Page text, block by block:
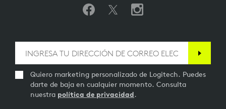
Quiero marketing personalizado de Logitech. Puedes
darte de baja en cualquier momento. Consulta
nuestra política de privacidad.